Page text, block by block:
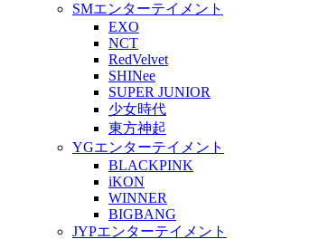
SMエンターテイメント
EXO
NCT
RedVelvet
SHINee
SUPER JUNIOR
少女時代
東方神起
YGエンターテイメント
BLACKPINK
iKON
WINNER
BIGBANG
JYPエンターテイメント